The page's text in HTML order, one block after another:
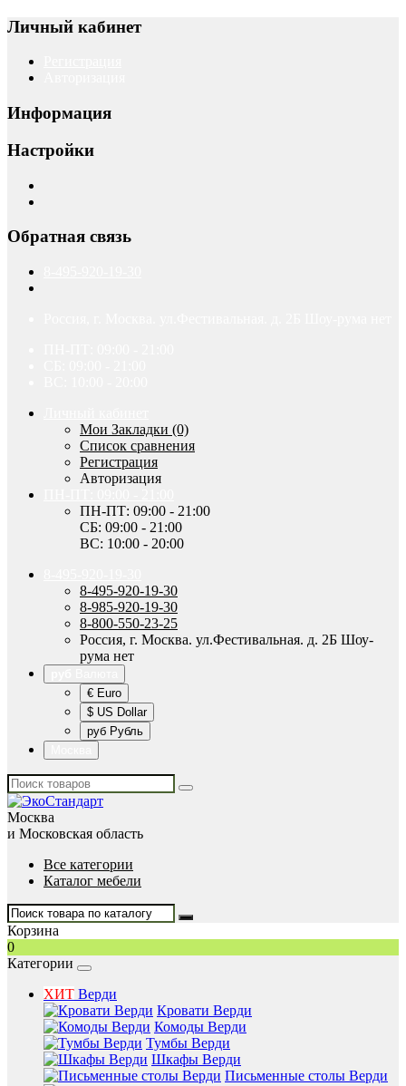
Личный кабинет
Информация
Настройки
Обратная связь
Мои Закладки (0)
Список сравнения
Регистрация
Авторизация
ПН-ПТ: 09:00 - 21:00
СБ: 09:00 - 21:00
ВС: 10:00 - 20:00
8-495-920-19-30
8-985-920-19-30
8-800-550-23-25
Россия, г. Москва. ул.Фестивальная. д. 2Б Шоу-
рума нет
€ Euro
$ US Dollar
руб Рубль
Москва
и Московская область
Все категории
Каталог мебели
Корзина
0
Категории
ХИТ Верди
Кровати Верди
Комоды Верди
Тумбы Верди
Шкафы Верди
Письменные столы Верди